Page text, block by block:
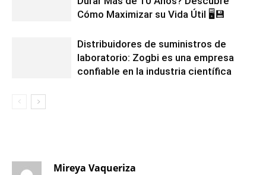
Cómo Maximizar su Vida Útil 🖥️💾
Distribuidores de suministros de
laboratorio: Zogbi es una empresa
confiable en la industria científica
Mireya Vaqueriza